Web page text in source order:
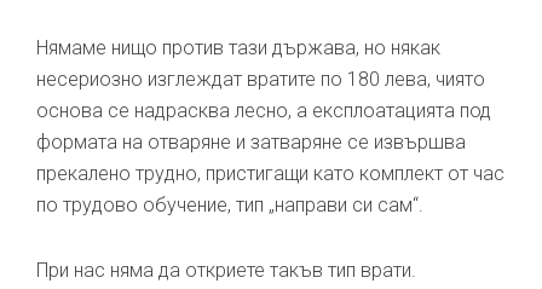
Нямаме нищо против тази държава, но някак
несериозно изглеждат вратите по 180 лева, чиято
основа се надрасква лесно, а експлоатацията под
формата на отваряне и затваряне се извършва
прекалено трудно, пристигащи като комплект от час
по трудово обучение, тип „направи си сам“.
При нас няма да откриете такъв тип врати.